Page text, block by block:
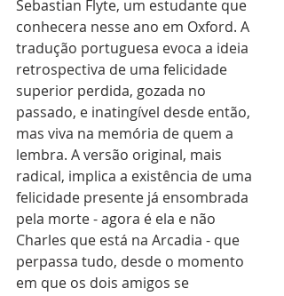
Sebastian Flyte, um estudante que
conhecera nesse ano em Oxford. A
tradução portuguesa evoca a ideia
retrospectiva de uma felicidade
superior perdida, gozada no
passado, e inatingível desde então,
mas viva na memória de quem a
lembra. A versão original, mais
radical, implica a existência de uma
felicidade presente já ensombrada
pela morte - agora é ela e não
Charles que está na Arcadia - que
perpassa tudo, desde o momento
em que os dois amigos se